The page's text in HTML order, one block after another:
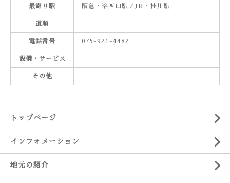
最寄り駅 阪急・洛西口駅／JR・桂川駅
道順
電話番号 075-921-4482
設備・サービス
その他
トップページ
インフォメーション
地元の紹介